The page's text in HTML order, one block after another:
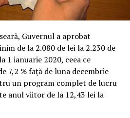
Guvernul a aprobat
de la 2.080 de lei la 2.230 de
1 ianuarie 2020, ceea ce
7,2 % faţă de luna decembrie
un program complet de lucru
anul viitor de la 12,43 lei la